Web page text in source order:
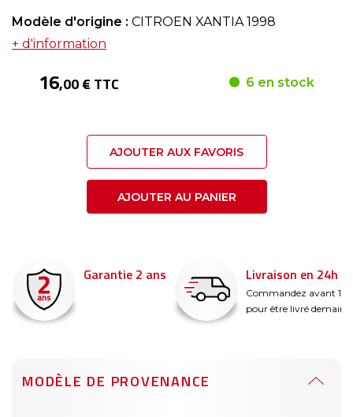
Modèle d'origine : CITROEN XANTIA 1998
+ d'information
16,00 € TTC 6 en stock
AJOUTER AUX FAVORIS
AJOUTER AU PANIER
Garantie 2 ans Livraison en 24h
Commandez avant 14h
pour être livré demain !
MODÈLE DE PROVENANCE